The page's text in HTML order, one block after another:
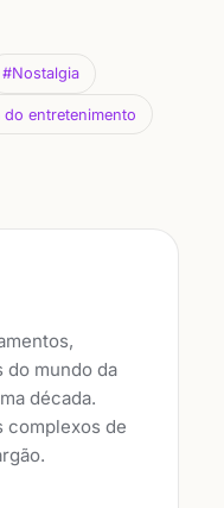
#Nostalgia
do entretenimento
do mundo da
década.
complexos de